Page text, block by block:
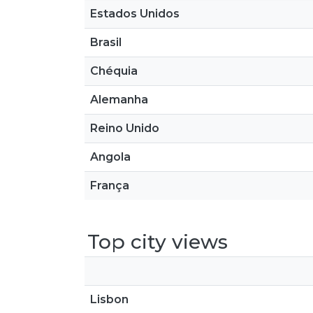
Estados Unidos
Brasil
Chéquia
Alemanha
Reino Unido
Angola
França
Top city views
Lisbon